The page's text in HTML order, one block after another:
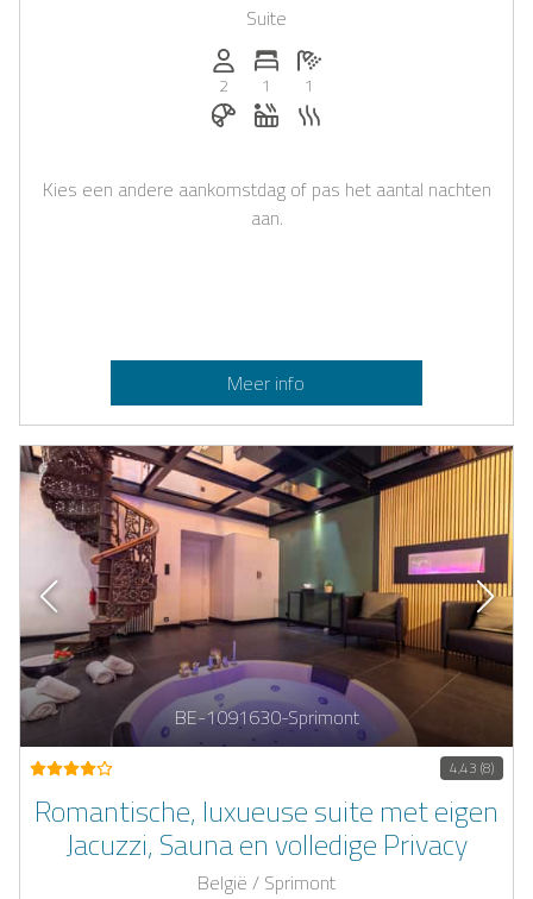
Suite
Personen (max.): 2
2
Aantal slaapkamers: 1
1
Aantal badkamers: 1
1
Ontbijt te boeken bij Casapilot
Whirlpool
Kies een andere aankomstdag of pas het aantal nachten
aan.
Meer info
BE-1091630-Sprimont
4,43 (8)
Romantische, luxueuse suite met eigen
Jacuzzi, Sauna en volledige Privacy
België / Sprimont